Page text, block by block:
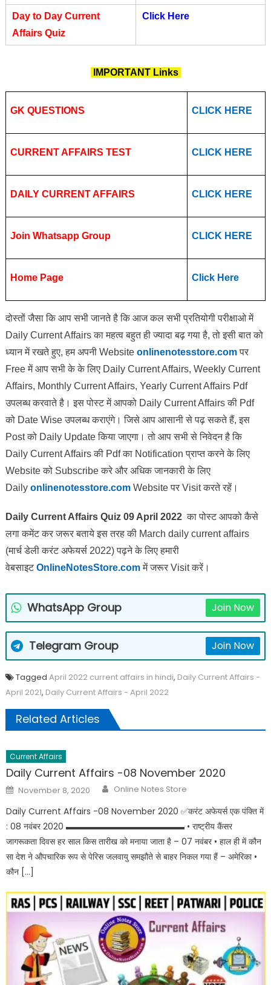
Day to Day Current
Affairs Quiz
Click Here
IMPORTANT Links
GK QUESTIONS CLICK HERE
CURRENT AFFAIRS TEST CLICK HERE
DAILY CURRENT AFFAIRS CLICK HERE
Join Whatsapp Group CLICK HERE
Home Page Click Here
दोस्तों जैसा कि आप सभी जानते है कि आज कल सभी प्रतियोगी परीक्षाओ में
Daily Current Affairs का महत्व बहुत ही ज्यादा बढ़ गया है, तो इसी बात को
ध्यान में रखते हुए, हम अपनी Website onlinenotesstore.comपर
Free में आप सभी के के लिए Daily Current Affairs, Weekly Current
Affairs, Monthly Current Affairs, Yearly Current Affairs Pdf
उपलब्ध करवाते है। इस पोस्ट में आपको Daily Current Affairs की Pdf
को Date Wise उपलब्ध कराएंगे। जिसे आप आसानी से पढ़ सकते हैं, इस
Post को Daily Update किया जाएगा। तो आप सभी से निवेदन है कि
Daily Current Affairs की Pdf का Notification प्राप्त करने के लिए
Website को Subscribe करे और अधिक जानकारी के लिए
Daily onlinenotesstore.comWebsite पर Visit करते रहें।
Daily Current Affairs Quiz 09 April 2022 का पोस्ट आपको कैसे
लगा कमेंट कर जरूर बताये इस तरह की March daily current affairs
(मार्च डेली करंट अफेयर्स 2022) पढ़ने के लिए हमारी
वेबसाइटOnlineNotesStore.comमें जरूर Visit करें।
WhatsApp Group Join Now
Telegram Group Join Now
Tagged April 2022 current affairs in hindi, Daily Current Affairs -
April 2021, Daily Current Affairs - April 2022
Related Articles
Current Affairs
Daily Current Affairs -08 November 2020
November 8, 2020 Online Notes Store
Daily Current Affairs -08 November 2020 ✅करंट अफेयर्स एक पंक्ति में
: 08 नवंबर 2020 ▬▬▬▬▬▬▬▬▬▬▬▬▬▬ • राष्ट्रीय कैंसर
जागरूकता दिवस हर साल किस तारीख को मनाया जाता है – 07 नवंबर • हाल ही में कौन
सा देश ने औपचारिक रूप से पेरिस जलवायु समझौते से बाहर निकल गया हैं – अमेरिका •
कौन […]